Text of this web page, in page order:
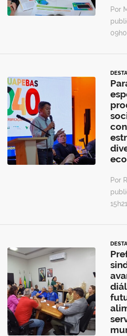
Por
Por
15h21